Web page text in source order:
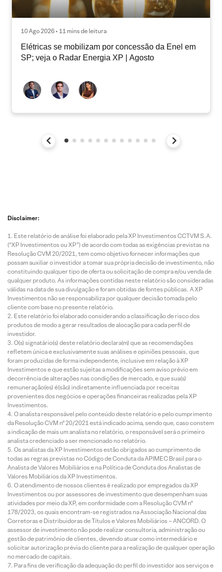
10 Ago 2026 • 11 mins de leitura
Elétricas se mobilizam por concessão da Enel em
SP; veja o Radar Energia XP | Agosto
Disclaimer:
Este relatório de análise foi elaborado pela XP Investimentos CCTVM S.A.
(“XP Investimentos ou XP”) de acordo com todas as exigências previstas na
Resolução CVM 20/2021, tem como objetivo fornecer informações que
possam auxiliar o investidor a tomar sua própria decisão de investimento, não
constituindo qualquer tipo de oferta ou solicitação de compra e/ou venda de
qualquer produto. As informações contidas neste relatório são consideradas
válidas na data de sua divulgação e foram obtidas de fontes públicas. A XP
Investimentos não se responsabiliza por qualquer decisão tomada pelo
cliente com base no presente relatório.
Este relatório foi elaborado considerando a classificação de risco dos
produtos de modo a gerar resultados de alocação para cada perfil de
investidor.
O(s) signatário(s) deste relatório declara(m) que as recomendações
refletem única e exclusivamente suas análises e opiniões pessoais, que
foram produzidas de forma independente, inclusive em relação à XP
Investimentos e que estão sujeitas a modificações sem aviso prévio em
decorrência de alterações nas condições de mercado, e que sua(s)
remuneração(es) é(são) indiretamente influenciada por receitas
provenientes dos negócios e operações financeiras realizadas pela XP
Investimentos.
O analista responsável pelo conteúdo deste relatório e pelo cumprimento
da Resolução CVM nº 20/2021 está indicado acima, sendo que, caso constem
a indicação de mais um analista no relatório, o responsável será o primeiro
analista credenciado a ser mencionado no relatório.
Os analistas da XP Investimentos estão obrigados ao cumprimento de
todas as regras previstas no Código de Conduta da APIMEC Brasil para o
Analista de Valores Mobiliários e na Política de Conduta dos Analistas de
Valores Mobiliários da XP Investimentos.
O atendimento de nossos clientes é realizado por empregados da XP
Investimentos ou por assessores de investimento que desempenham suas
atividades por meio da XP, em conformidade com a Resolução CVM nº
178/2023, os quais encontram-se registrados na Associação Nacional das
Corretoras e Distribuidoras de Títulos e Valores Mobiliários – ANCORD. O
assessor de investimento não pode realizar consultoria, administração ou
gestão de patrimônio de clientes, devendo atuar como intermediário e
solicitar autorização prévia do cliente para a realização de qualquer operação
no mercado de capitais.
Para fins de verificação da adequação do perfil do investidor aos serviços e